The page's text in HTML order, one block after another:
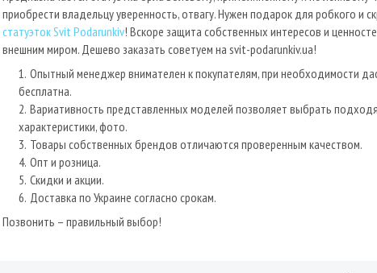
приобрести владельцу уверенность, отвагу. Нужен подарок для робкого и
статуэток Svit Podarunkiv! Вскоре защита собственных интересов и
внешним миром. Дешево заказать советуем на svit-podarunkiv.ua!
Опытный менеджер внимателен к покупателям, при необходимости
бесплатна.
Вариативность представленных моделей позволяет выбрать
характеристики, фото.
Товары собственных брендов отличаются проверенным качеством.
Опт и розница.
Скидки и акции.
Доставка по Украине согласно срокам.
Позвонить – правильный выбор!